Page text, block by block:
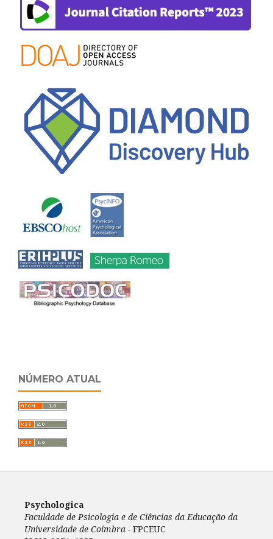
NÚMERO ATUAL
Psychologica
Faculdade de Psicologia e de Ciências da Educação da
Universidade de Coimbra - FPCEUC